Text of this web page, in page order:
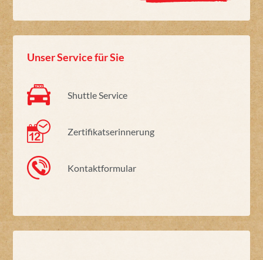
Unser Service für Sie
Shuttle Service
Zertifikatserinnerung
Kontaktformular